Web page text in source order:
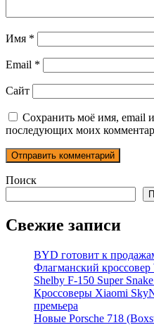
Имя *
Email *
Сайт
Сохранить моё имя, email и
последующих моих
Поиск
Свежие записи
BYD готовит к
Флагманский
Shelby F-150 Super
Кроссоверы Xiaomi
премьера
Новые Porsche 718